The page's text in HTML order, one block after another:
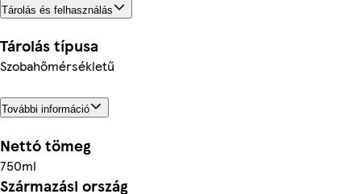
Tárolás és felhasználás
Tárolás típusa
Szobahőmérsékletű
További információ
Nettó tömeg
750ml
Származási ország